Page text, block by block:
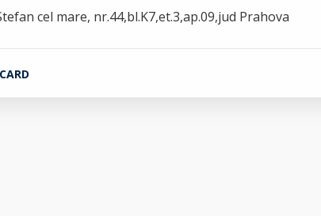
cel mare, nr.44,bl.K7,et.3,ap.09,jud Prahova